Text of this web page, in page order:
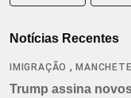
Notícias Recentes
IMIGRAÇÃO ,MANCHETE
Trump assina